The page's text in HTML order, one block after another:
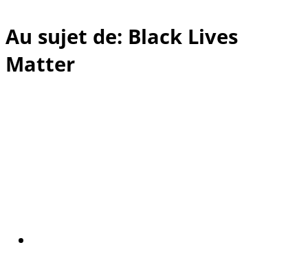
Au sujet de: Black Lives
Matter